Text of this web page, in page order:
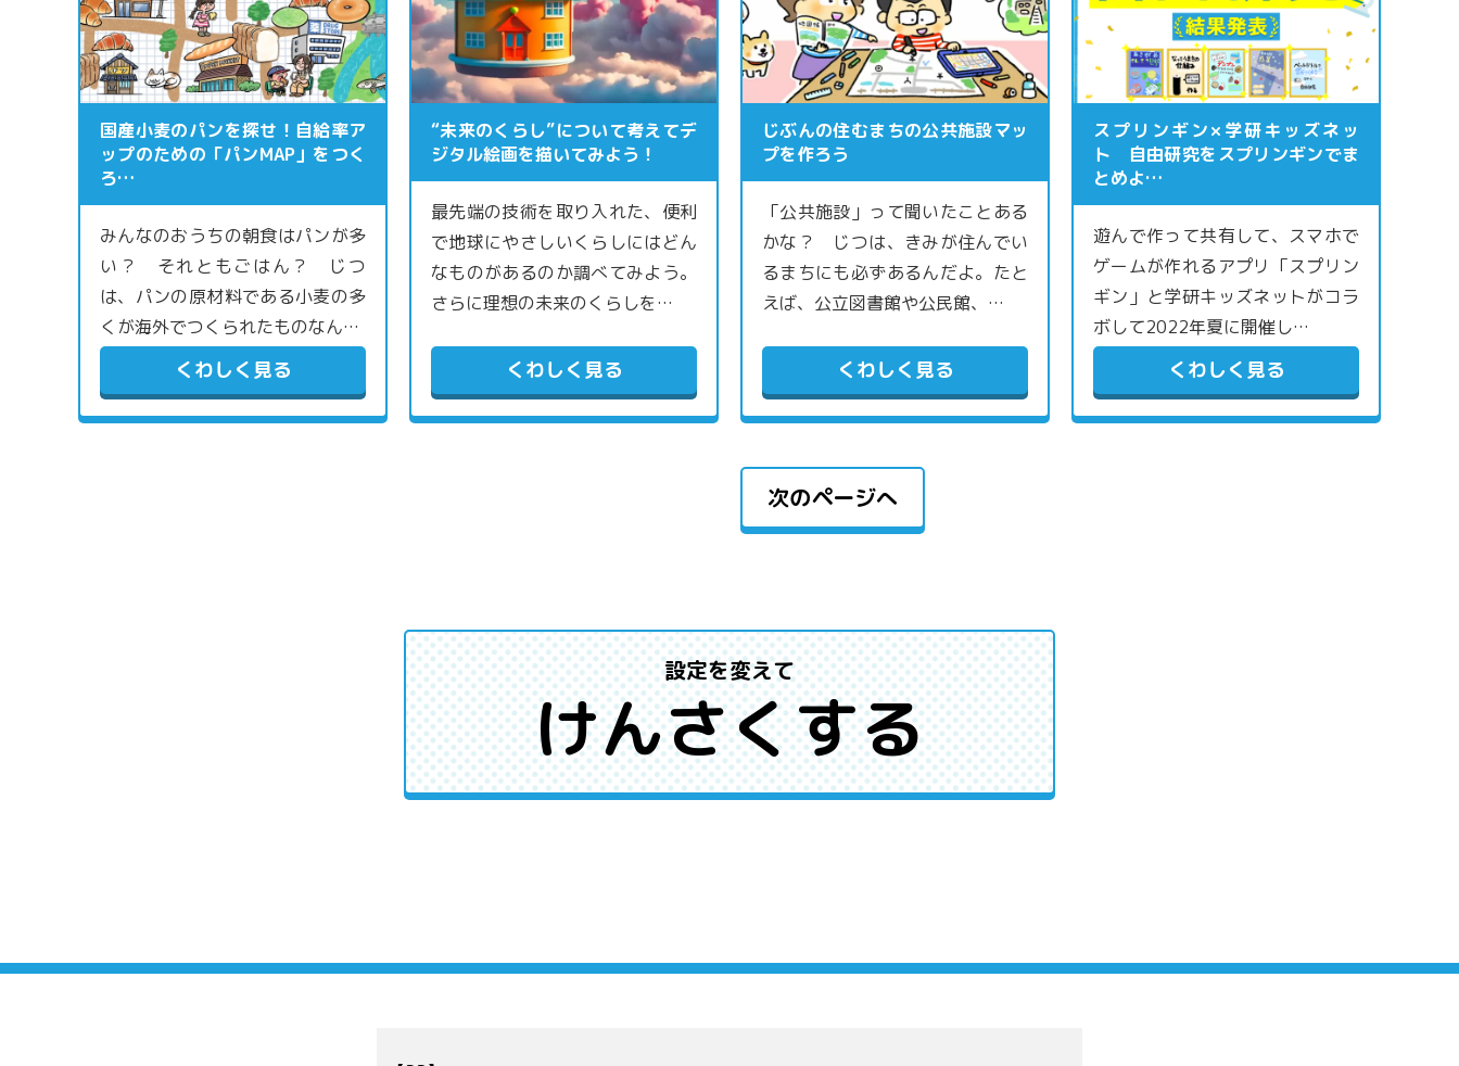
国産小麦のパンを探せ！自給率ア
ップのための「パンMAP」をつく
ろ…
みんなのおうちの朝食はパンが多
い？ それともごはん？ じつ
は、パンの原材料である小麦の多
くが海外でつくられたものなん…
くわしく見る
“未来のくらし”について考えてデ
ジタル絵画を描いてみよう！
最先端の技術を取り入れた、便利
で地球にやさしいくらしにはどん
なものがあるのか調べてみよう。
さらに理想の未来のくらしを…
くわしく見る
じぶんの住むまちの公共施設マッ
プを作ろう
「公共施設」って聞いたことある
かな？ じつは、きみが住んでい
るまちにも必ずあるんだよ。たと
えば、公立図書館や公民館、…
くわしく見る
スプリンギン×学研キッズネッ
ト 自由研究をスプリンギンでま
とめよ…
遊んで作って共有して、スマホで
ゲームが作れるアプリ「スプリン
ギン」と学研キッズネットがコラ
ボして2022年夏に開催し…
くわしく見る
次のページへ
設定を変えて
けんさくする